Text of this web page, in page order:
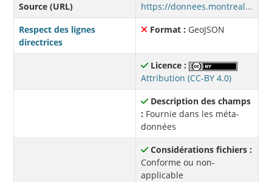
Source (URL)
https://donnees.montreal.ca/fr/dataset/c747ec13-cb20-4fca-b4b1-a316a13a570a/resource/bc77caec-c5ab-4260-ba22-587730ca4378/download/plantation-priorites-polygones-simplifies.geojson
Respect des lignes
directrices
Format : GeoJSON
Licence :
Attribution (CC-BY 4.0)
Description des champs
: Fournie dans les méta-
données
Considérations fichiers :
Conforme ou non-
applicable